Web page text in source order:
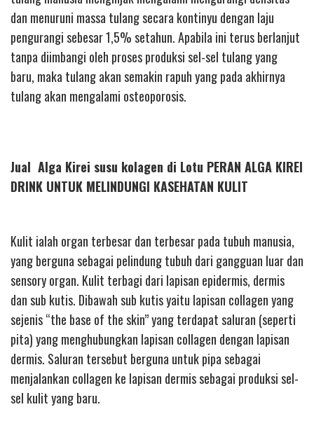
dan menuruni massa tulang secara kontinyu dengan laju
pengurangi sebesar 1,5% setahun. Apabila ini terus berlanjut
tanpa diimbangi oleh proses produksi sel-sel tulang yang
baru, maka tulang akan semakin rapuh yang pada akhirnya
tulang akan mengalami osteoporosis.
Jual Alga Kirei susu kolagen di Lotu PERAN ALGA KIREI
DRINK UNTUK MELINDUNGI KASEHATAN KULIT
Kulit ialah organ terbesar dan terbesar pada tubuh manusia,
yang berguna sebagai pelindung tubuh dari gangguan luar dan
sensory organ. Kulit terbagi dari lapisan epidermis, dermis
dan sub kutis. Dibawah sub kutis yaitu lapisan collagen yang
sejenis “the base of the skin” yang terdapat saluran (seperti
pita) yang menghubungkan lapisan collagen dengan lapisan
dermis. Saluran tersebut berguna untuk pipa sebagai
menjalankan collagen ke lapisan dermis sebagai produksi sel-
sel kulit yang baru.